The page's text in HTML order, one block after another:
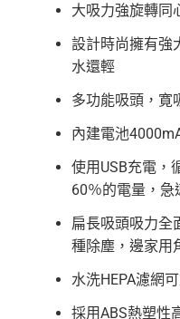
大吸力強旋轉同
設計時尚擁有強
水還輕
多功能吸頭，寛
內建電池
使用USB充電，
60％的電量，
扁長吸頭吸力全
種除塵，邊家用
水洗HEPA濾網
採用ABS熱塑性